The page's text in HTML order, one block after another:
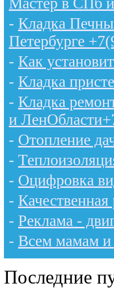
- Кладка
Петербурге
- Как
- Кладка
- Кладка
и
- Отопление
-
- Оцифровка
-
- Реклама -
- Всем мамам и
Последние